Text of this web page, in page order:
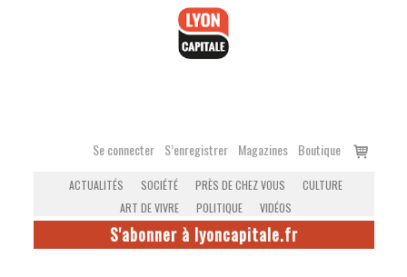
Se connecter S’enregistrer Magazines Boutique
Voir
ACTUALITÉS SOCIÉTÉ PRÈS DE CHEZ VOUS
CULTURE
ART DE VIVRE
POLITIQUE VIDÉOS
S'abonner à lyoncapitale.fr